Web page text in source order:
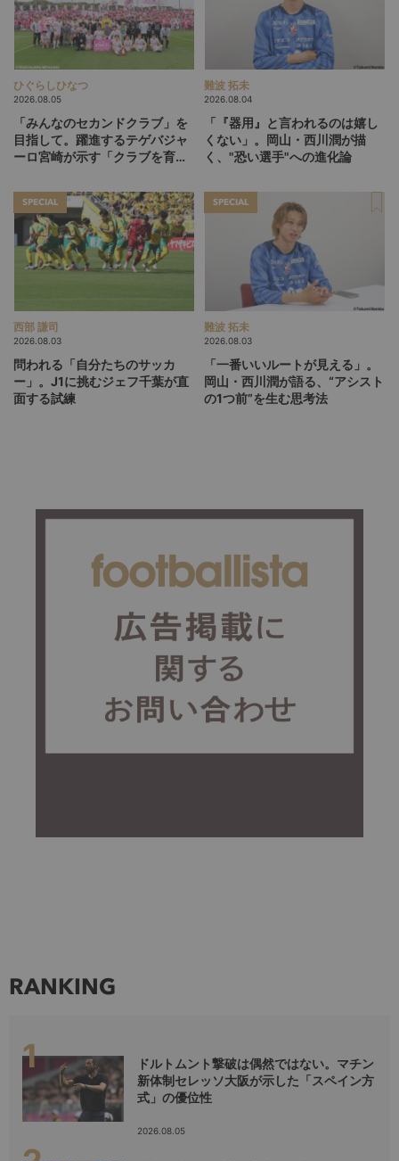
ひぐらしひなつ
2026.08.05
「みんなのセカンドクラブ」を
目指して。躍進するテゲバジャ
ーロ宮崎が示す「クラブを育て
難波 拓未
2026.08.04
「『器用』と言われるのは嬉し
くない」。岡山・西川潤が描
く、"恐い選手"への進化論
SPECIAL
西部 謙司
2026.08.03
問われる「自分たちのサッカ
ー」。J1に挑むジェフ千葉が直
面する試練
SPECIAL
難波 拓未
2026.08.03
「一番いいルートが見える」。
岡山・西川潤が語る、“アシスト
の1つ前”を生む思考法
RANKING
ドルトムント撃破は偶然ではない。マチン
新体制セレッソ大阪が示した「スペイン方
式」の優位性
2026.08.05